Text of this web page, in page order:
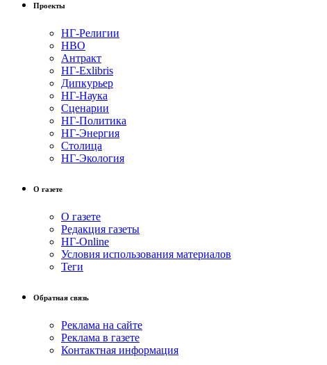
Проекты
НГ-Религии
НВО
Антракт
НГ-Exlibris
Дипкурьер
НГ-Наука
Сценарии
НГ-Политика
НГ-Энергия
Столица
НГ-Экология
О газете
О газете
Редакция газеты
НГ-Online
Условия использования материалов
Теги
Обратная связь
Реклама на сайте
Реклама в газете
Контактная информация